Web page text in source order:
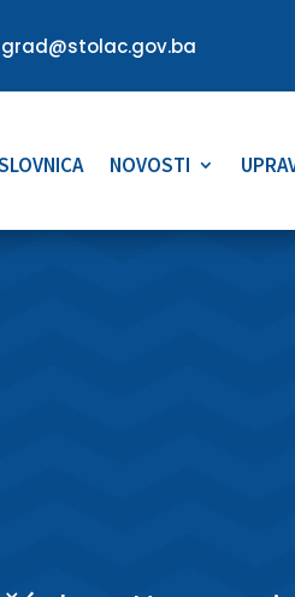
grad@stolac.gov.ba
NOVOSTI